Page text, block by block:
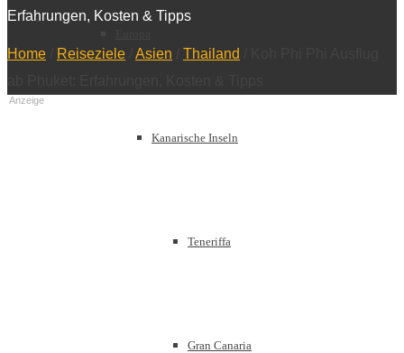
Kanarische Inseln
Teneriffa
Gran Canaria
Erfahrungen, Kosten & Tipps
Home Reiseziele Asien Thailand
Anzeige